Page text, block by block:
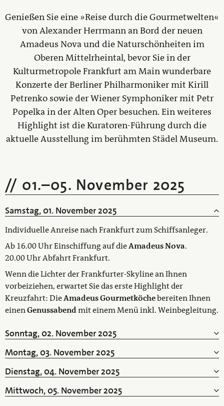
Genießen Sie eine »Reise durch die Gourmetwelten«
von Alexander Herrmann an Bord der neuen
Amadeus Nova und die Naturschönheiten im
Oberen Mittelrheintal, bevor Sie in der
Kulturmetropole Frankfurt am Main wunderbare
Konzerte der Berliner Philharmoniker mit Kirill
Petrenko sowie der Wiener Symphoniker mit Petr
Popelka in der Alten Oper besuchen. Ein weiteres
Highlight ist die Kuratoren-Führung durch die
aktuelle Ausstellung im berühmten Städel Museum.
01.–05. November 2025
Samstag, 01. November 2025
Individuelle Anreise nach Frankfurt zum Schiffsanleger.
Ab 16.00 Uhr Einschiffung auf dieAmadeus Nova.
20.00 Uhr Abfahrt Frankfurt.
Wenn die Lichter der Frankfurter-Skyline an Ihnen
vorbeiziehen, erwartet Sie das erste Highlight der
Kreuzfahrt: DieAmadeus Gourmetköchebereiten Ihnen
einenGenussabendmit einem Menü inkl. Weinbegleitung.
Sonntag, 02. November 2025
Montag, 03. November 2025
Dienstag, 04. November 2025
Mittwoch, 05. November 2025